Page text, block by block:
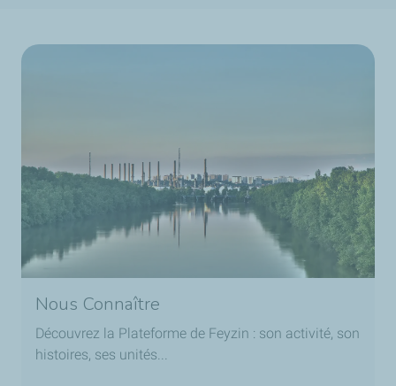
Nous Connaître
Découvrez la Plateforme de Feyzin : son activité, son
histoires, ses unités...